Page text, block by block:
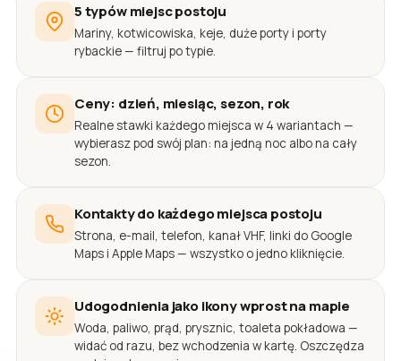
5 typów miejsc postoju
Mariny, kotwicowiska, keje, duże porty i porty
rybackie — filtruj po typie.
Ceny: dzień, miesiąc, sezon, rok
Realne stawki każdego miejsca w 4 wariantach —
wybierasz pod swój plan: na jedną noc albo na cały
sezon.
Kontakty do każdego miejsca postoju
Strona, e-mail, telefon, kanał VHF, linki do Google
Maps i Apple Maps — wszystko o jedno kliknięcie.
Udogodnienia jako ikony wprost na mapie
Woda, paliwo, prąd, prysznic, toaleta pokładowa —
widać od razu, bez wchodzenia w kartę. Oszczędza